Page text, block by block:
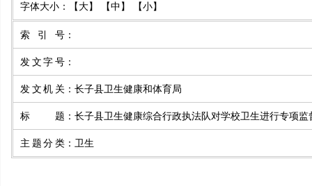
字体大小： 【大】 【中】 【小】
索引号 ：
发文字号 ：
发文机关 ： 长子县卫生健康和体育局
标题 ： 长子县卫生健康综合行政执法队对学校卫生进行专项监
主题分类 ： 卫生